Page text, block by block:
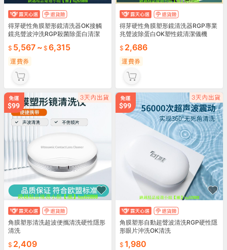
得芽硬性角膜塑形鏡清洗器OK接觸
鏡兆聲波沖洗RGP殺菌除蛋白清潔
5,567 ~ 6,315
運費券
得芽硬性角膜塑形鏡清洗器RGP專業
兆聲波除蛋白OK塑性鏡清潔儀機
2,686
運費券
角膜塑形清洗超波便攜清洗硬性隱形
清洗
2,409
角膜塑形自動超聲波清洗RGP硬性隱
形眼片沖洗OK清洗
1,980